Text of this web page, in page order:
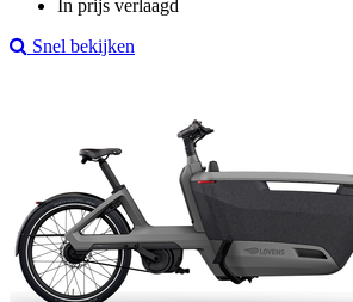
In prijs verlaagd
Snel bekijken